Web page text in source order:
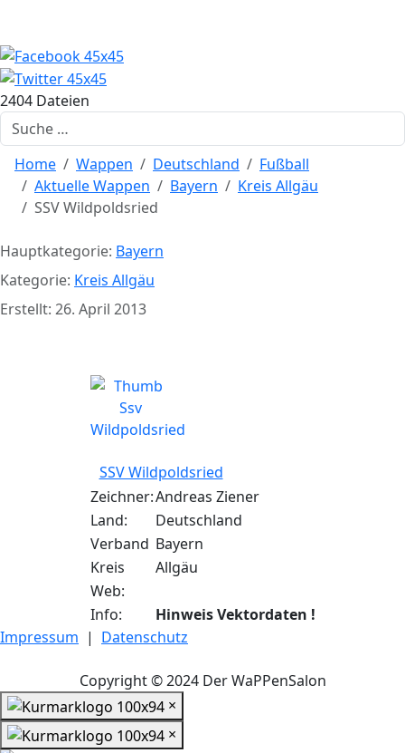
2404 Dateien
Suchen
Home Wappen Deutschland
Fußball
Aktuelle Wappen
Bayern
Kreis Allgäu
SSV Wildpoldsried
Hauptkategorie: Bayern
Kategorie: Kreis Allgäu
Erstellt: 26. April 2013
SSV Wildpoldsried
Zeichner:Andreas Ziener
Land:
Deutschland
Verband Bayern
Kreis
Allgäu
Web:
Info:
Hinweis Vektordaten !
Impressum | Datenschutz
Copyright © 2024 Der WaPPenSalon
×
×